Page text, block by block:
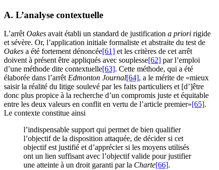
A. L’analyse contextuelle
L’arrêt Oakes avait établi un standard de justification a priori rigide
et sévère. Or, l’application initiale formaliste et abstraite du test de
Oakes a été fortement dénoncée[61] et les critères de cet arrêt
doivent à présent être appliqués avec souplesse[62] par l’emploi
d’une méthode dite contextuelle[63]. Cette méthode, qui a été
élaborée dans l’arrêt Edmonton Journal[64], a le mérite de «mieux
saisir la réalité du litige soulevé par les faits particuliers et [d’]être
donc plus propice à la recherche d’un compromis juste et équitable
entre les deux valeurs en conflit en vertu de l’article premier»[65].
Le contexte constitue ainsi
l’indispensable support qui permet de bien qualifier
l’objectif de la disposition attaquée, de décider si cet
objectif est justifié et d’apprécier si les moyens utilisés
ont un lien suffisant avec l’objectif valide pour justifier
une atteinte à un droit garanti par la Charte[66].